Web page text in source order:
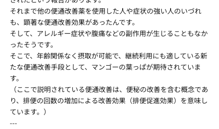
それまで他の便通改善薬を使用した人や症状の強い人のいづれ
も、顕著な便通改善効果があったんです。
そして、アレルギー症状や腹痛などの副作用が生じることもなか
ったそうです。
そこで、年齢関係なく摂取が可能で、継続利用にも適している新
たな便通改善手段として、マンゴーの葉っぱが期待されていま
す。
（ここで説明されている便通改善は、便秘の改善を含む概念であ
り、排便の回数の増加による改善効果（排便促進効果）を意味し
ています。）
---